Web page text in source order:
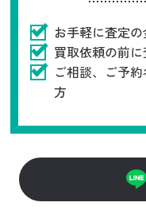
お手軽に査定
買取依頼の前
ご相談、ご予
方